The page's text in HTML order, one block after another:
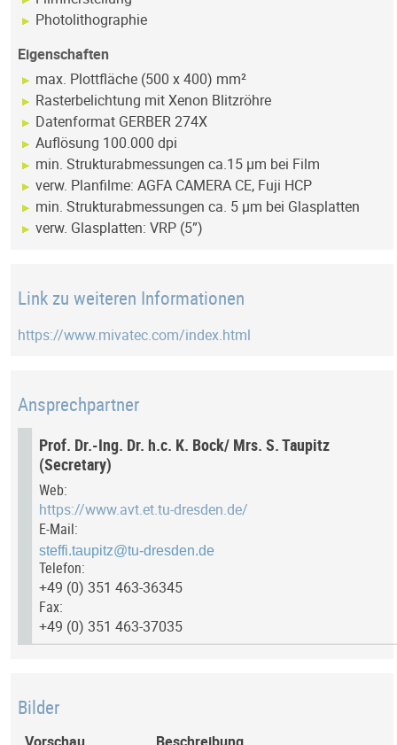
Photolithographie
Eigenschaften
max. Plottfläche (500 x 400) mm²
Rasterbelichtung mit Xenon Blitzröhre
Datenformat GERBER 274X
Auflösung 100.000 dpi
min. Strukturabmessungen ca.15 µm bei Film
verw. Planfilme: AGFA CAMERA CE, Fuji HCP
min. Strukturabmessungen ca. 5 µm bei Glasplatten
verw. Glasplatten: VRP (5”)
Link zu weiteren Informationen
https://www.mivatec.com/index.html
Ansprechpartner
Prof. Dr.-Ing. Dr. h.c. K. Bock/ Mrs. S. Taupitz
(Secretary)
Web:
https://www.avt.et.tu-dresden.de/
E-Mail:
Telefon:
+49 (0) 351 463-36345
Fax:
+49 (0) 351 463-37035
Bilder